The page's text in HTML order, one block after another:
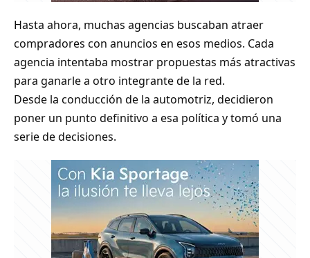
Hasta ahora, muchas agencias buscaban atraer
compradores con anuncios en esos medios. Cada
agencia intentaba mostrar propuestas más atractivas
para ganarle a otro integrante de la red.
Desde la conducción de la automotriz, decidieron
poner un punto definitivo a esa política y tomó una
serie de decisiones.